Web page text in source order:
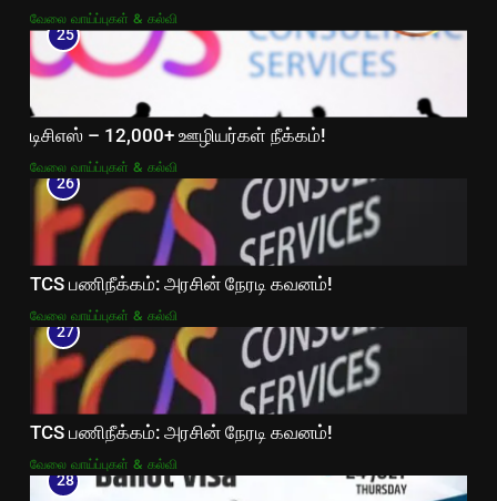
வேலை வாய்ப்புகள் & கல்வி
25
டிசிஎஸ் – 12,000+ ஊழியர்கள் நீக்கம்!
வேலை வாய்ப்புகள் & கல்வி
26
TCS பணிநீக்கம்: அரசின் நேரடி கவனம்!
வேலை வாய்ப்புகள் & கல்வி
27
TCS பணிநீக்கம்: அரசின் நேரடி கவனம்!
வேலை வாய்ப்புகள் & கல்வி
28